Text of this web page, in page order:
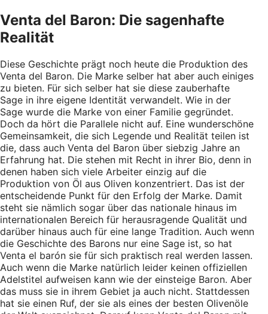
Venta del Baron: Die sagenhafte
Realität
Diese Geschichte prägt noch heute die Produktion des
Venta del Baron. Die Marke selber hat aber auch einiges
zu bieten. Für sich selber hat sie diese zauberhafte
Sage in ihre eigene Identität verwandelt. Wie in der
Sage wurde die Marke von einer Familie gegründet.
Doch da hört die Parallele nicht auf. Eine wunderschöne
Gemeinsamkeit, die sich Legende und Realität teilen ist
die, dass auch Venta del Baron über siebzig Jahre an
Erfahrung hat. Die stehen mit Recht in ihrer Bio, denn in
denen haben sich viele Arbeiter einzig auf die
Produktion von Öl aus Oliven konzentriert. Das ist der
entscheidende Punkt für den Erfolg der Marke. Damit
steht sie nämlich sogar über das nationale hinaus im
internationalen Bereich für herausragende Qualität und
darüber hinaus auch für eine lange Tradition. Auch wenn
die Geschichte des Barons nur eine Sage ist, so hat
Venta el barón sie für sich praktisch real werden lassen.
Auch wenn die Marke natürlich leider keinen offiziellen
Adelstitel aufweisen kann wie der einsteige Baron. Aber
das muss sie in ihrem Gebiet ja auch nicht. Stattdessen
hat sie einen Ruf, der sie als eines der besten Olivenöle